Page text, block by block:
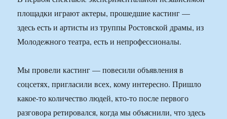
площадки играют актеры, прошедшие кастинг —
здесь есть и артисты из труппы Ростовской драмы, из
Молодежного театра, есть и непрофессионалы.
Мы провели кастинг — повесили объявления в
соцсетях, пригласили всех, кому интересно. Пришло
какое-то количество людей, кто-то после первого
разговора ретировался, когда мы объяснили, что здесь